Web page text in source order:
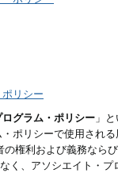
リシー
ログラム・ポリシー 」
ポリシーで使用され
権利および義務なら
く、アソシエイト・